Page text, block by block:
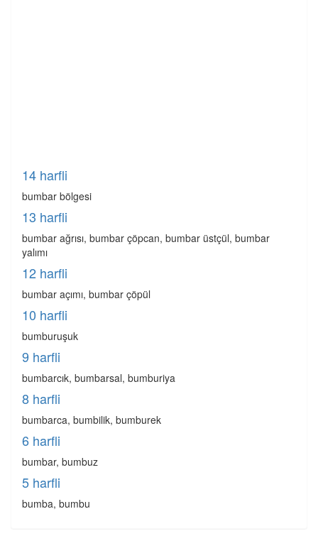
14 harfli
bumbar bölgesi
13 harfli
bumbar ağrısı, bumbar çöpcan, bumbar üstçül, bumbar
yalımı
12 harfli
bumbar açımı, bumbar çöpül
10 harfli
bumburuşuk
9 harfli
bumbarcık, bumbarsal, bumburiya
8 harfli
bumbarca, bumbilik, bumburek
6 harfli
bumbar, bumbuz
5 harfli
bumba, bumbu